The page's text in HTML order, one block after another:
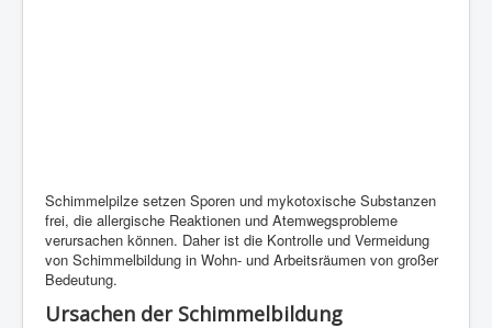
Schimmelpilze setzen Sporen und mykotoxische Substanzen
frei, die allergische Reaktionen und Atemwegsprobleme
verursachen können. Daher ist die Kontrolle und Vermeidung
von Schimmelbildung in Wohn- und Arbeitsräumen von großer
Bedeutung.
Ursachen der Schimmelbildung